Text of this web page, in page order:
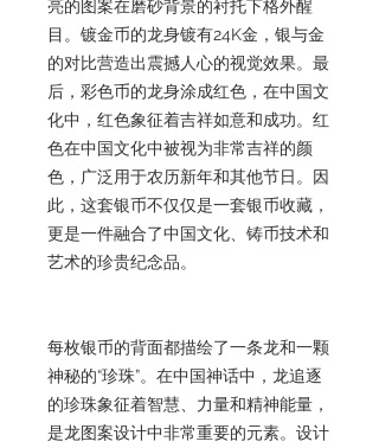
亮的图案在磨砂背景的衬托下格外醒
目。镀金币的龙身镀有24K金，银与金
的对比营造出震撼人心的视觉效果。最
后，彩色币的龙身涂成红色，在中国文
化中，红色象征着吉祥如意和成功。红
色在中国文化中被视为非常吉祥的颜
色，广泛用于农历新年和其他节日。因
此，这套银币不仅仅是一套银币收藏，
更是一件融合了中国文化、铸币技术和
艺术的珍贵纪念品。
每枚银币的背面都描绘了一条龙和一颗
神秘的“珍珠”。在中国神话中，龙追逐
的珍珠象征着智慧、力量和精神能量，
是龙图案设计中非常重要的元素。设计